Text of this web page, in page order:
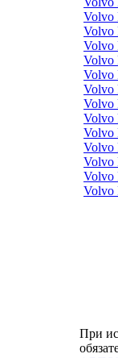
Volvo
Volvo
Volvo
Volvo
Volvo
Volvo
Volvo
Volvo
Volvo
Volvo
Volvo
Volvo
Volvo
При